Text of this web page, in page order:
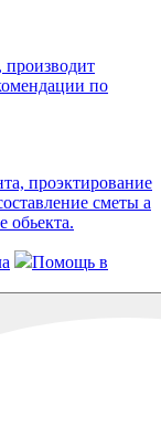
производит
по
проэктирование
сметы а
обьекта.
Помощь в